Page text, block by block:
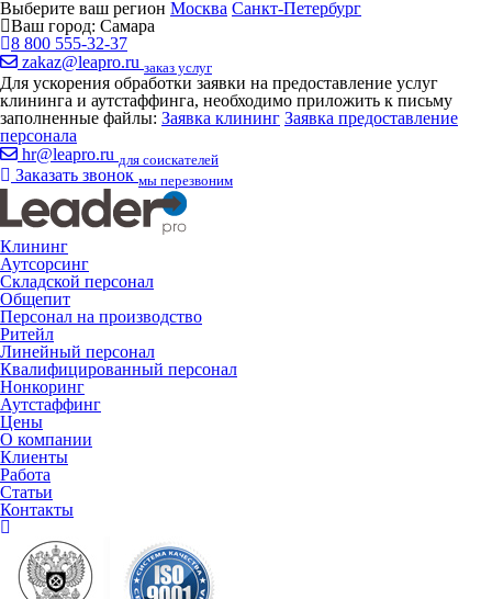
Выберите ваш регион Москва Санкт-Петербург
Ваш город: Самара
8 800 555-32-37
zakaz@leapro.ru заказ услуг
Для ускорения обработки заявки на предоставление услуг
клининга и аутстаффинга, необходимо приложить к письму
заполненные файлы: Заявка клининг Заявка предоставление
персонала
hr@leapro.ru для соискателей
Заказать звонок мы перезвоним
Клининг
Аутсорсинг
Складской персонал
Общепит
Персонал на производство
Ритейл
Линейный персонал
Квалифицированный персонал
Нонкоринг
Аутстаффинг
Цены
О компании
Клиенты
Работа
Статьи
Контакты